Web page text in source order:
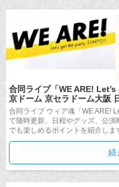
合同ライブ「WE ARE!
京ドーム 京セラドーム大阪
合同ライブ ウィア魂「WE ARE!
て随時更新。日程やグッズ、公
でも楽しめるポイントを紹介しま
続